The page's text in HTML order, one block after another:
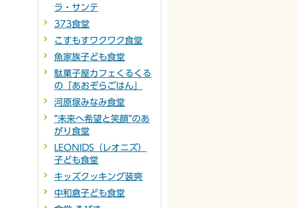
ラ・サンテ
373食堂
こすもすワクワク食堂
魚家族子ども食堂
駄菓子屋カフェくるくる
の「あおぞらごはん」
河原塚みなみ食堂
“未来へ希望と笑顔”のあ
がり食堂
LEONIDS（レオニズ）
子ども食堂
キッズクッキング装爽
中和倉子ども食堂